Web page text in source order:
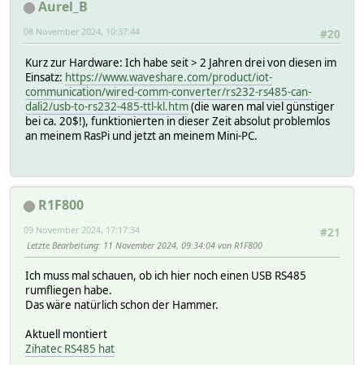
Aurel_B
#20
08 November 2024, 10:37:44
Kurz zur Hardware: Ich habe seit > 2 Jahren drei von diesen im
Einsatz: https://www.waveshare.com/product/iot-
communication/wired-comm-converter/rs232-rs485-can-
dali2/usb-to-rs232-485-ttl-kl.htm(die waren mal viel günstiger
bei ca. 20$!), funktionierten in dieser Zeit absolut problemlos
an meinem RasPi und jetzt an meinem Mini-PC.
R1F800
#21
09 November 2024, 17:17:34
Letzte Bearbeitung: 11 November 2024, 09:34:04 von R1F800
Ich muss mal schauen, ob ich hier noch einen USB RS485
rumfliegen habe.
Das wäre natürlich schon der Hammer.
Aktuell montiert
Zihatec RS485 hat